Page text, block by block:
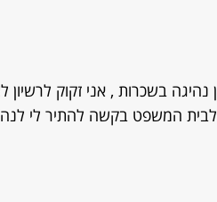
בשכרות , אני זקוק לרשיון
המשפט בקשה להתיר לי